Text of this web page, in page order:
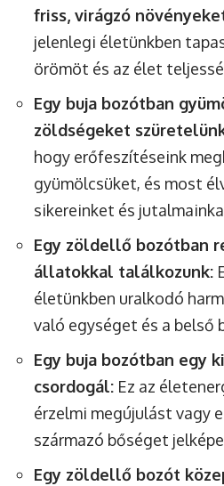
friss, virágzó
jelenlegi életünkben
örömöt és az élet
Egy buja bozótban
zöldségeket
hogy erőfeszítéseink
gyümölcsüket, és most
sikereinket és
Egy zöldellő bozótban
állatokkal találkozunk:
életünkben uralkodó
való egységet és a belső
Egy buja bozótban egy
csordogál: Ez az
érzelmi megújulást vagy
származó bőséget
Egy zöldellő bozót